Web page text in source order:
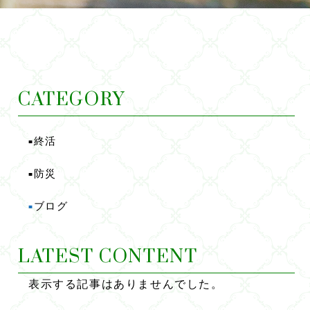
CATEGORY
■終活
■ 防災
■ ブログ
LATEST CONTENT
表示する記事はありませんでした。